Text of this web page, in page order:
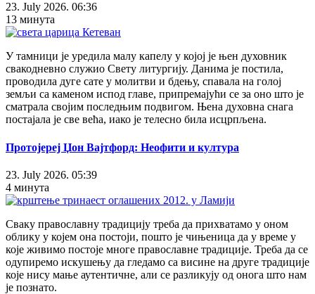
23. July 2026. 06:36
13 минута
У тамници је уредила малу капелу у којој је њен духовник
свакодневно служио Свету литургију. Данима је постила,
проводила дуге сате у молитви и бдењу, спавала на голој
земљи са каменом испод главе, припремајући се за оно што је
сматрала својим последњим подвигом. Њена духовна снага
постајала је све већа, иако је телесно била исцрпљена.
Протојереј Џон Вајтфорд: Неофити и култура
23. July 2026. 05:39
4 минута
Сваку православну традицију треба да прихватамо у оном
облику у којем она постоји, пошто је чињеница да у време у
које живимо постоје многе православне традиције. Треба да се
одупиремо искушењу да гледамо са висине на друге традиције
које нису мање аутентичне, али се разликују од онога што нам
је познато.